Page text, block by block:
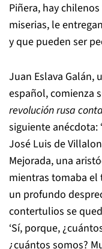
Piñera, hay
miserias, le
y que pueden ser
Juan Eslava Galán,
español, comienza
revolución rusa
siguiente anécdota:
José Luis de
Mejorada, una
mientras tomaba el
un profundo
contertulios se
‘Sí, porque,
¿cuántos somos?